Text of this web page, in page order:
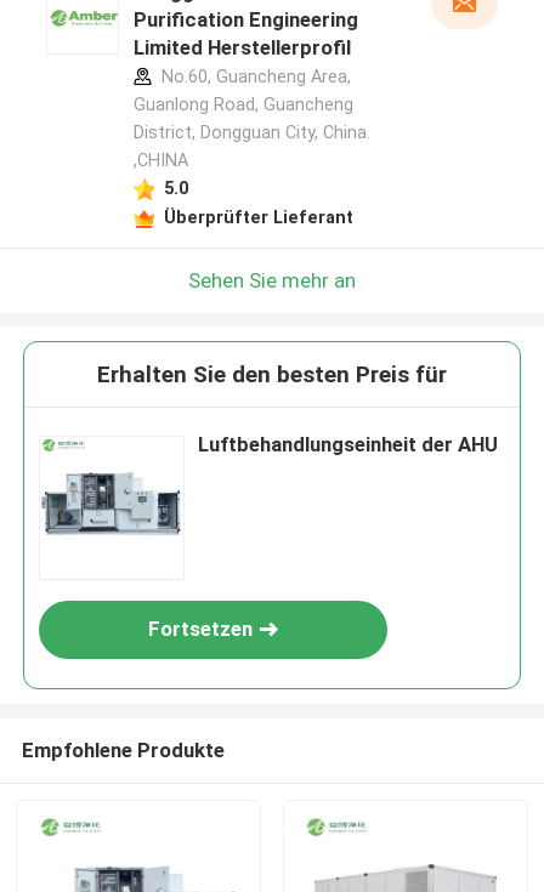
Purification Engineering
Limited Herstellerprofil
No.60, Guancheng Area,
Guanlong Road, Guancheng
District, Dongguan City, China.
,CHINA
5.0
Überprüfter Lieferant
Sehen Sie mehr an
Erhalten Sie den besten Preis für
Luftbehandlungseinheit der AHU
Fortsetzen
Empfohlene Produkte